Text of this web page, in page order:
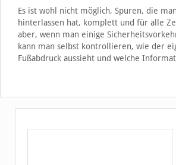
Es ist wohl nicht möglich, Spuren, die
hinterlassen hat, komplett und für alle
aber, wenn man einige
kann man selbst kontrollieren, wie der
Fußabdruck aussieht und welche